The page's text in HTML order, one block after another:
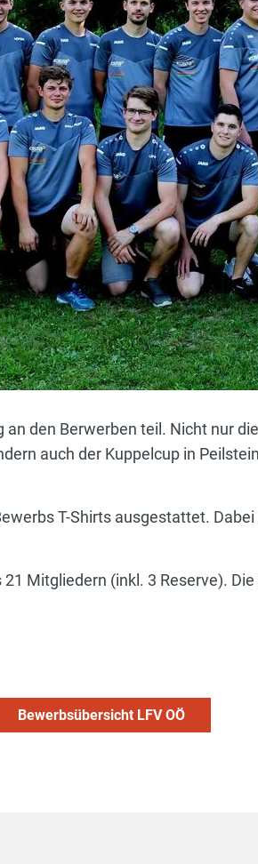
den Berwerben teil. Nicht nur
auch der Kuppelcup in
T-Shirts ausgestattet.
Mitgliedern (inkl. 3 Reserve).
Bewerbsübersicht LFV OÖ